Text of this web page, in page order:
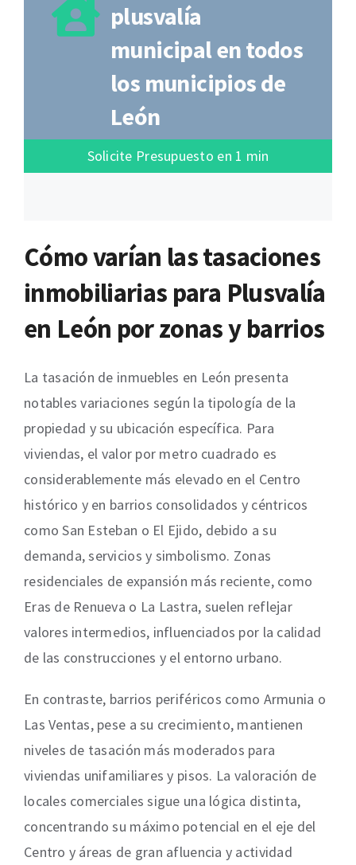
plusvalía
municipal en todos
los municipios de
León
Solicite Presupuesto en 1 min
Cómo varían las tasaciones
inmobiliarias para Plusvalía
en León por zonas y barrios
La tasación de inmuebles en León presenta
notables variaciones según la tipología de la
propiedad y su ubicación específica. Para
viviendas, el valor por metro cuadrado es
considerablemente más elevado en el Centro
histórico y en barrios consolidados y céntricos
como San Esteban o El Ejido, debido a su
demanda, servicios y simbolismo. Zonas
residenciales de expansión más reciente, como
Eras de Renueva o La Lastra, suelen reflejar
valores intermedios, influenciados por la calidad
de las construcciones y el entorno urbano.
En contraste, barrios periféricos como Armunia o
Las Ventas, pese a su crecimiento, mantienen
niveles de tasación más moderados para
viviendas unifamiliares y pisos. La valoración de
locales comerciales sigue una lógica distinta,
concentrando su máximo potencial en el eje del
Centro y áreas de gran afluencia y actividad